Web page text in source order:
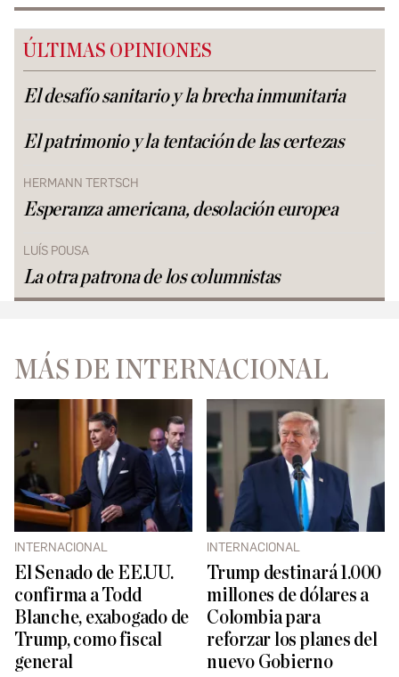
ÚLTIMAS OPINIONES
El desafío sanitario y la brecha inmunitaria
El patrimonio y la tentación de las certezas
HERMANN TERTSCH
Esperanza americana, desolación europea
LUÍS POUSA
La otra patrona de los columnistas
MÁS DE INTERNACIONAL
INTERNACIONAL
El Senado de EE.UU.
confirma a Todd
Blanche, exabogado de
Trump, como fiscal
general
INTERNACIONAL
Trump destinará 1.000
millones de dólares a
Colombia para
reforzar los planes del
nuevo Gobierno